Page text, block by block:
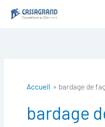
Accueil bardage de
bardage